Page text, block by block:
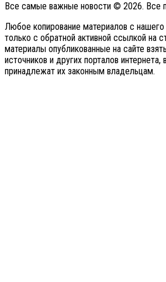
Все самые важные новости © 2026. Все
Любое копирование материалов с
только с обратной активной ссылкой на
материалы опубликованные на сайте
источников и других порталов интернета,
принадлежат их законным владельцам.